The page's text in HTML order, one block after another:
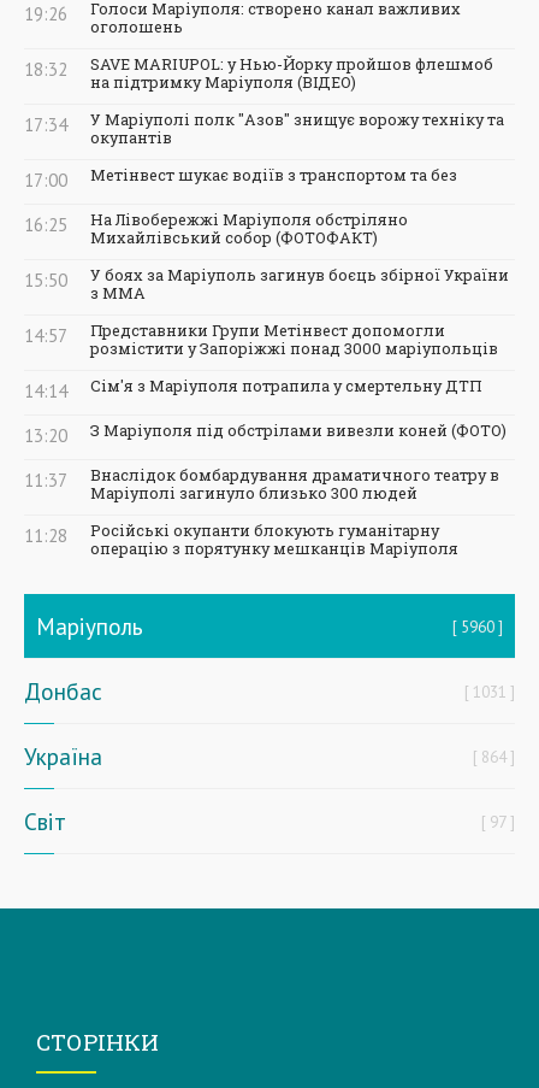
19:26
Голоси Маріуполя: створено канал важливих
оголошень
18:32
SAVE MARIUPOL: у Нью-Йорку пройшов флешмоб
на підтримку Маріуполя (ВІДЕО)
17:34
У Маріуполі полк "Азов" знищує ворожу техніку та
окупантів
17:00 Метінвест шукає водіїв з транспортом та без
16:25
На Лівобережжі Маріуполя обстріляно
Михайлівський собор (ФОТОФАКТ)
15:50
У боях за Маріуполь загинув боєць збірної України
з ММА
14:57
Представники Групи Метінвест допомогли
розмістити у Запоріжжі понад 3000 маріупольців
14:14 Сім'я з Маріуполя потрапила у смертельну ДТП
13:20 З Маріуполя під обстрілами вивезли коней (ФОТО)
11:37
Внаслідок бомбардування драматичного театру в
Маріуполі загинуло близько 300 людей
11:28
Російські окупанти блокують гуманітарну
операцію з порятунку мешканців Маріуполя
Маріуполь 5960
Донбас 1031
Україна 864
Світ 97
СТОРІНКИ